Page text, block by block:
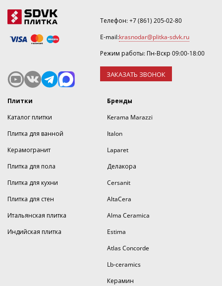
Телефон:+7 (861) 205-02-80
E-mail:krasnodar@plitka-sdvk.ru
Режим работы: Пн-Вскр 09:00-18:00
ЗАКАЗАТЬ ЗВОНОК
Плитки
Каталог плитки
Плитка для ванной
Керамогранит
Плитка для пола
Плитка для кухни
Плитка для стен
Итальянская плитка
Индийская плитка
Бренды
Kerama Marazzi
Italon
Laparet
Делакора
Cersanit
AltaCera
Alma Ceramica
Estima
Atlas Concorde
Lb-ceramics
Керамин